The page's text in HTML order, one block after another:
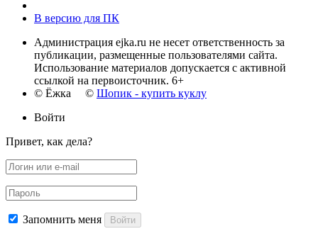
В версию для ПК
Администрация ejka.ru не несет ответственность за
публикации, размещенные пользователями сайта.
Использование материалов допускается с активной
ссылкой на первоисточник. 6+
© Ёжка © Шопик - купить куклу
Войти
Привет, как дела?
Запомнить меня Войти